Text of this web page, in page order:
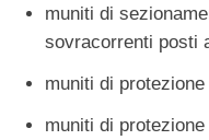
muniti di
sovracorrenti posti
muniti di
muniti di